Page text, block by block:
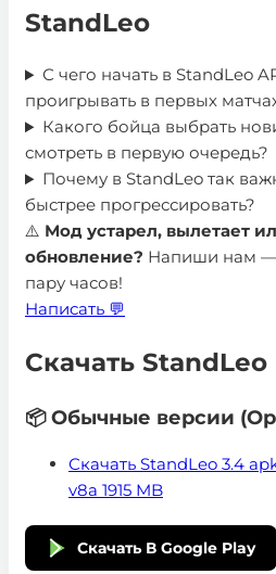
StandLeo
С чего начать в StandLeo
проигрывать в первых
Какого бойца выбрать
смотреть в первую очередь?
Почему в StandLeo так
быстрее прогрессировать?
⚠️ Мод устарел, вылетает
обновление? Напиши нам
пару часов!
Написать 💬
Скачать
📦 Обычные версии
Скачать StandLeo 3.4
v8a 1915 MB
Скачать В Google Play